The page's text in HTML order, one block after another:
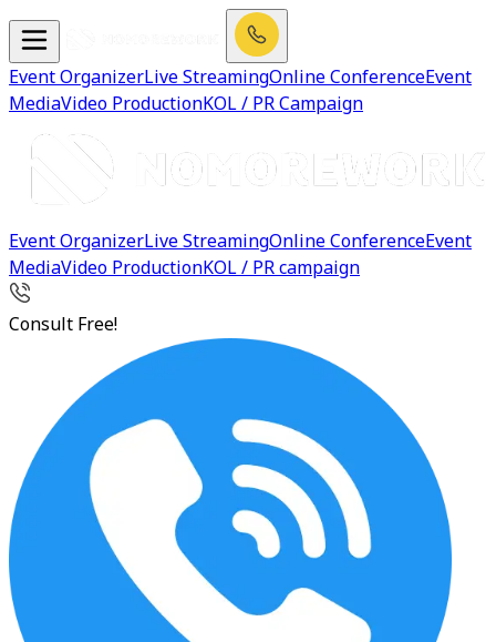
Event OrganizerLive StreamingOnline ConferenceEvent
MediaVideo ProductionKOL / PR Campaign
Event OrganizerLive StreamingOnline ConferenceEvent
MediaVideo ProductionKOL / PR campaign
Consult Free!